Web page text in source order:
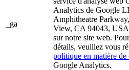
_ga
Analytics de Google
Amphitheatre
View, CA 94043,
sur notre site web.
détails, veuillez vous
politique en matière de
Google Analytics.